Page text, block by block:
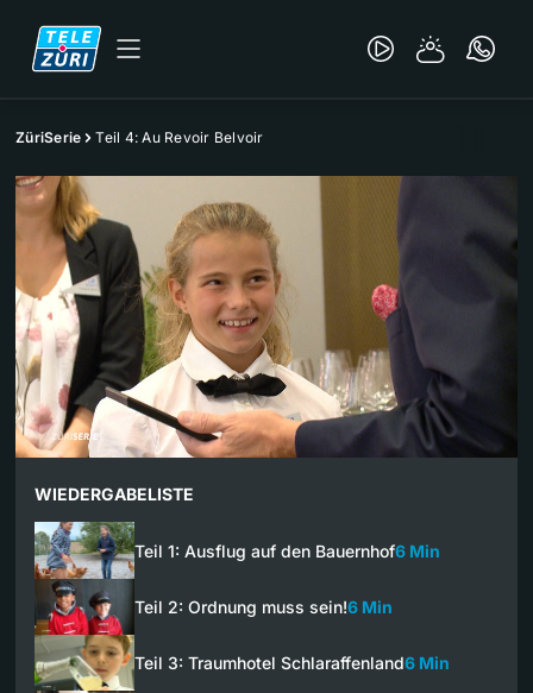
ZüriSerie Teil 4: Au Revoir Belvoir
WIEDERGABELISTE
Teil 1: Ausflug auf den Bauernhof6 Min
Teil 2: Ordnung muss sein!6 Min
Teil 3: Traumhotel Schlaraffenland6 Min